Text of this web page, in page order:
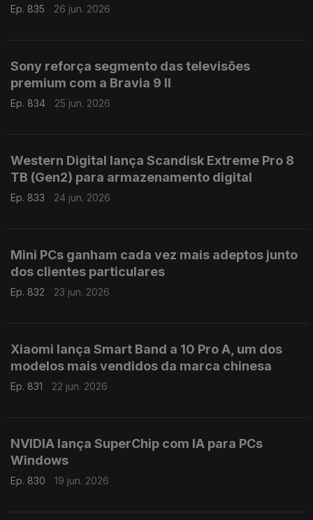
Ep. 835 26 jun. 2026
Sony reforça segmento das televisões
premium com a Bravia 9 II
Ep. 834 25 jun. 2026
Western Digital lança Scandisk Extreme Pro 8
TB (Gen2) para armazenamento digital
Ep. 833 24 jun. 2026
Mini PCs ganham cada vez mais adeptos junto
dos clientes particulares
Ep. 832 23 jun. 2026
Xiaomi lança Smart Band a 10 Pro A, um dos
modelos mais vendidos da marca chinesa
Ep. 831 22 jun. 2026
NVIDIA lança SuperChip com IA para PCs
Windows
Ep. 830 19 jun. 2026